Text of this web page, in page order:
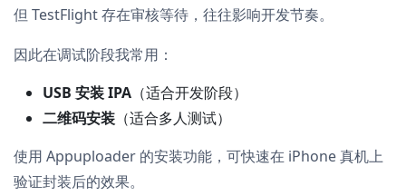
但 TestFlight 存在审核等待，往往影响开发节奏。
因此在调试阶段我常用：
USB 安装 IPA （适合开发阶段）
二维码安装 （适合多人测试）
使用 Appuploader 的安装功能，可快速在 iPhone 真机上
验证封装后的效果。